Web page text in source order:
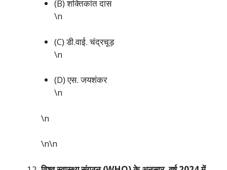
(B) शक्तिकांत दास
\n
(C) डी.वाई. चंद्रचूड़
\n
(D) एस. जयशंकर
\n
\n
\n\n